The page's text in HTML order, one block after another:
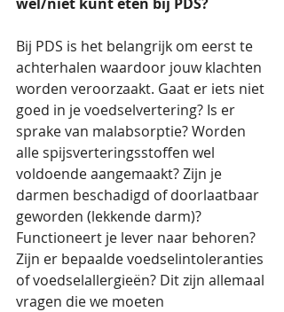
Bij PDS is het belangrijk om eerst te
achterhalen waardoor jouw klachten
worden veroorzaakt. Gaat er iets niet
goed in je voedselvertering? Is er
sprake van malabsorptie? Worden
alle spijsverteringsstoffen wel
voldoende aangemaakt? Zijn je
darmen beschadigd of doorlaatbaar
geworden (lekkende darm)?
Functioneert je lever naar behoren?
Zijn er bepaalde voedselintoleranties
of voedselallergieën? Dit zijn allemaal
vragen die we moeten